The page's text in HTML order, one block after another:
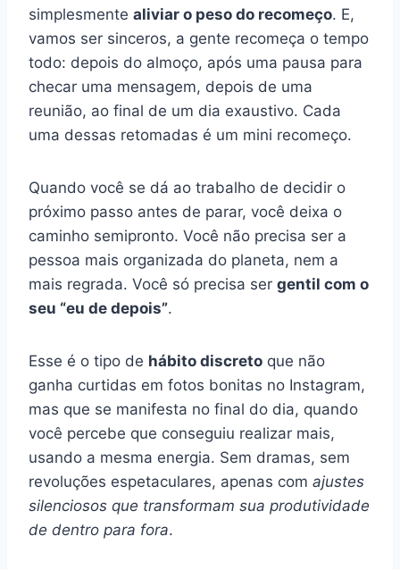
simplesmente aliviar o peso do recomeço. E,
vamos ser sinceros, a gente recomeça o tempo
todo: depois do almoço, após uma pausa para
checar uma mensagem, depois de uma
reunião, ao final de um dia exaustivo. Cada
uma dessas retomadas é um mini recomeço.
Quando você se dá ao trabalho de decidir o
próximo passo antes de parar, você deixa o
caminho semipronto. Você não precisa ser a
pessoa mais organizada do planeta, nem a
mais regrada. Você só precisa ser gentil com o
seu “eu de depois”.
Esse é o tipo de hábito discreto que não
ganha curtidas em fotos bonitas no Instagram,
mas que se manifesta no final do dia, quando
você percebe que conseguiu realizar mais,
usando a mesma energia. Sem dramas, sem
revoluções espetaculares, apenas com ajustes
silenciosos que transformam sua produtividade
de dentro para fora.